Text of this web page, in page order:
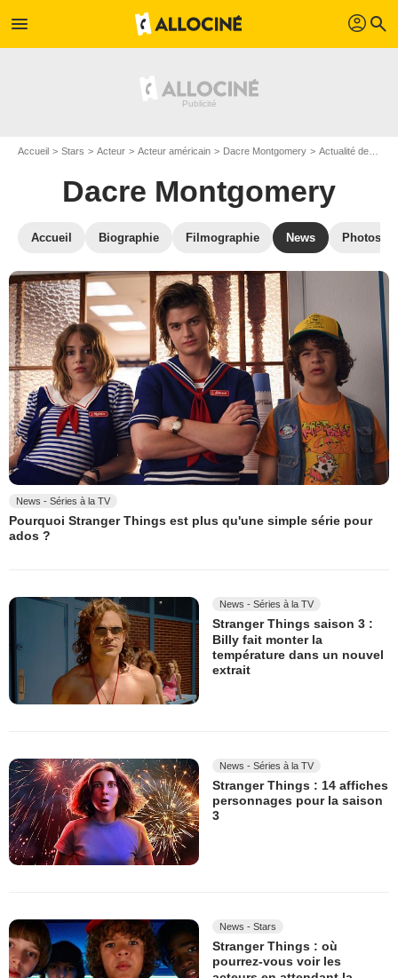
menu profil search
Accueil Stars Acteur Acteur américain Dacre Montgomery Actualité de Dacre Montgomery
Dacre Montgomery
Accueil Biographie Filmographie News Photos
News - Séries à la TV
Pourquoi Stranger Things est plus qu'une simple série pour
ados ?
News - Séries à la TV
Stranger Things saison 3 :
Billy fait monter la
température dans un nouvel
extrait
News - Séries à la TV
Stranger Things : 14 affiches
personnages pour la saison
3
News - Stars
Stranger Things : où
pourrez-vous voir les